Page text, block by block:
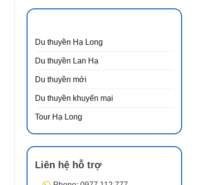
Du thuyền Hạ Long
Du thuyền Lan Hạ
Du thuyền mới
Du thuyền khuyến mại
Tour Hạ Long
Liên hệ hỗ trợ